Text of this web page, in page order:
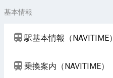
基本情報
駅基本情報（NAVITIME）
乗換案内（NAVITIME）